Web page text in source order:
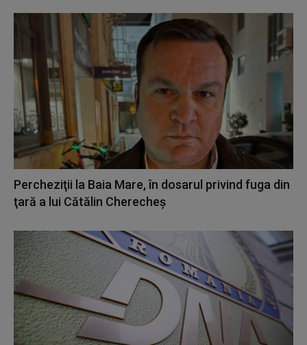
Percheziţii la Baia Mare, în dosarul privind fuga din
ţară a lui Cătălin Cherecheş